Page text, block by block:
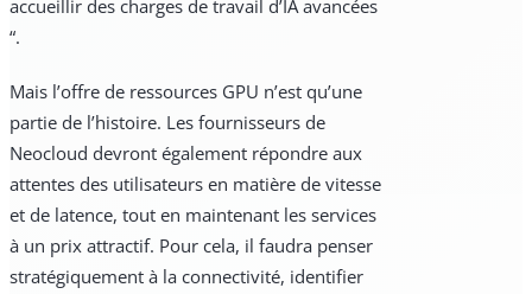
accueillir des charges de travail d’IA avancées
“.
Mais l’offre de ressources GPU n’est qu’une
partie de l’histoire. Les fournisseurs de
Neocloud devront également répondre aux
attentes des utilisateurs en matière de vitesse
et de latence, tout en maintenant les services
à un prix attractif. Pour cela, il faudra penser
stratégiquement à la connectivité, identifier